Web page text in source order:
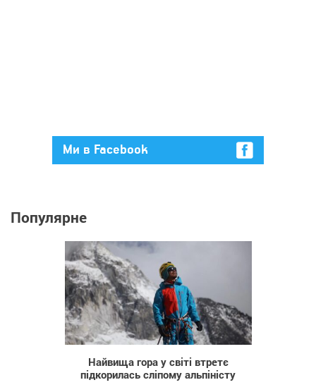
Ми в Facebook
Популярне
202
Найвища гора у світі втретє
підкорилась сліпому альпіністу